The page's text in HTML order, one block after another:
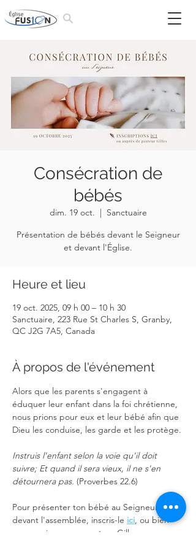
Consécration de
bébés
dim. 19 oct.
  |
Sanctuaire
Présentation de bébés devant le Seigneur
et devant l'Église.
Heure et lieu
19 oct. 2025, 09 h 00 – 10 h 30
Sanctuaire, 223 Rue St Charles S, Granby,
QC J2G 7A5, Canada
À propos de l'événement
Alors que les parents s'engagent à
éduquer leur enfant dans la foi chrétienne,
nous prions pour eux et leur bébé afin que
Dieu les conduise, les garde et les protège.
Instruis l'enfant selon la voie qu'il doit
suivre; Et quand il sera vieux, il ne s'en
détournera pas. (Proverbes 22.6)
Pour présenter ton bébé au Seigneur
devant l'assemblée, inscris-le ici, ou bien
communique avec pasteur Gilles.